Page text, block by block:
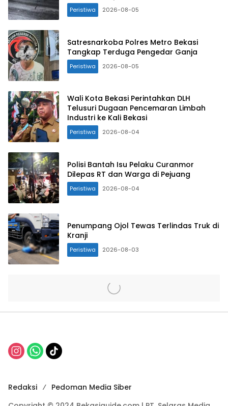
Peristiwa 2026-08-05
Satresnarkoba Polres Metro Bekasi
Tangkap Terduga Pengedar Ganja
Peristiwa 2026-08-05
Wali Kota Bekasi Perintahkan DLH
Telusuri Dugaan Pencemaran Limbah
Industri ke Kali Bekasi
Peristiwa 2026-08-04
Polisi Bantah Isu Pelaku Curanmor
Dilepas RT dan Warga di Pejuang
Peristiwa 2026-08-04
Penumpang Ojol Tewas Terlindas Truk di
Kranji
Peristiwa 2026-08-03
Redaksi
Pedoman Media Siber